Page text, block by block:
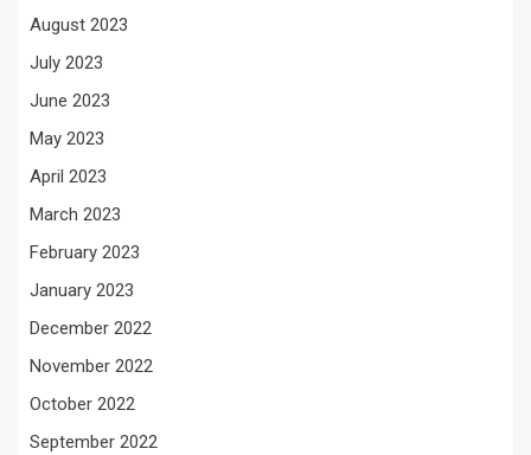
August 2023
July 2023
June 2023
May 2023
April 2023
March 2023
February 2023
January 2023
December 2022
November 2022
October 2022
September 2022